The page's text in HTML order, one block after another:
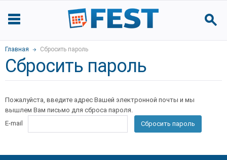
Главная Сбросить пароль
Сбросить пароль
Пожалуйста, введите адрес Вашей электронной почты и мы
вышлем Вам письмо для сброса пароля.
E-mail
Сбросить пароль